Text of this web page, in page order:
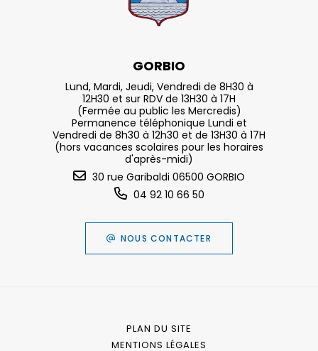
GORBIO
Lund, Mardi, Jeudi, Vendredi de 8H30 à
12H30 et sur RDV de 13H30 à 17H
(Fermée au public les Mercredis)
Permanence téléphonique Lundi et
Vendredi de 8h30 à 12h30 et de 13H30 à 17H
(hors vacances scolaires pour les horaires
d'après-midi)
30 rue Garibaldi 06500 GORBIO
04 92 10 66 50
NOUS CONTACTER
PLAN DU SITE
MENTIONS LÉGALES